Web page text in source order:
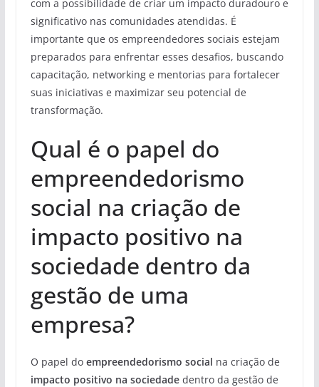
com a possibilidade de criar um impacto duradouro e
significativo nas comunidades atendidas. É
importante que os empreendedores sociais estejam
preparados para enfrentar esses desafios, buscando
capacitação, networking e mentorias para fortalecer
suas iniciativas e maximizar seu potencial de
transformação.
Qual é o papel do
empreendedorismo
social na criação de
impacto positivo na
sociedade dentro da
gestão de uma
empresa?
O papel do empreendedorismo social na criação de
impacto positivo na sociedadedentro da gestão de